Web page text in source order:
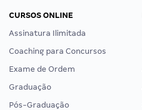
CURSOS ONLINE
Assinatura Ilimitada
Coaching para Concursos
Exame de Ordem
Graduação
Pós-Graduação